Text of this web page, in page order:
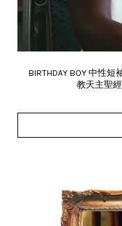
BIRTHDAY BOY 中性
教天主聖